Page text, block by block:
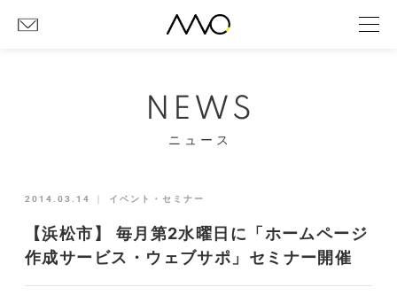
NEWS
ニュース
2014.03.14 ｜ イベント・セミナー
【浜松市】 毎月第2水曜日に「ホームページ
作成サービス・ウェブサポ」セミナー開催